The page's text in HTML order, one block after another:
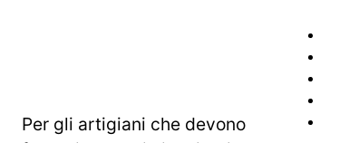
Per gli artigiani che devono